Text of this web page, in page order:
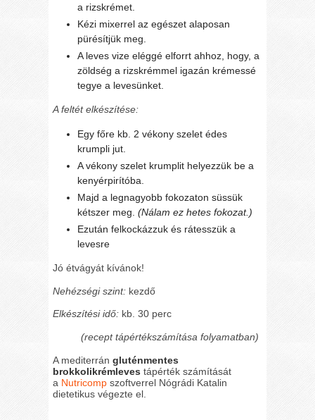
a rizskrémet.
Kézi mixerrel az egészet alaposan
pürésítjük meg.
A leves vize eléggé elforrt ahhoz, hogy, a
zöldség a rizskrémmel igazán krémessé
tegye a levesünket.
A feltét elkészítése:
Egy főre kb. 2 vékony szelet édes
krumpli jut.
A vékony szelet krumplit helyezzük be a
kenyérpirítóba.
Majd a legnagyobb fokozaton süssük
kétszer meg.(Nálam ez hetes fokozat.)
Ezután felkockázzuk és rátesszük a
levesre
Jó étvágyát kívánok!
Nehézségi szint: kezdő
Elkészítési idő: kb. 30 perc
(recept tápértékszámítása folyamatban)
A mediterrángluténmentes
brokkolikrémleves tápérték számítását
a Nutricomp szoftverrel Nógrádi Katalin
dietetikus végezte el.